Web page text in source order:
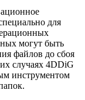
для
могут быть
файлов до сбоя
случаях 4DDiG
инструментом